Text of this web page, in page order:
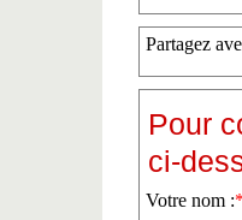
Partagez
Pour
ci-
Votre nom :